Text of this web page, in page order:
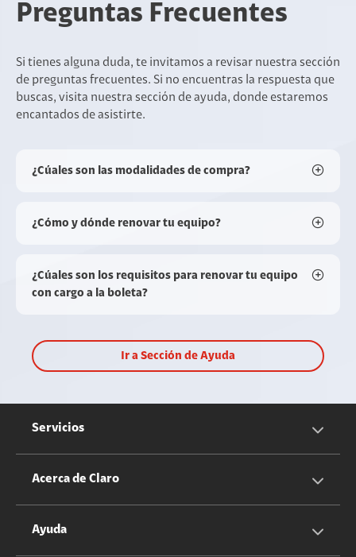
Preguntas Frecuentes
Si tienes alguna duda, te invitamos a revisar nuestra sección
de preguntas frecuentes. Si no encuentras la respuesta que
buscas, visita nuestra sección de ayuda, donde estaremos
encantados de asistirte.
¿Cúales son las modalidades de compra?
¿Cómo y dónde renovar tu equipo?
¿Cúales son los requisitos para renovar tu equipo
con cargo a la boleta?
Ir a Sección de Ayuda
Servicios
Servicios Móviles
Acerca de Claro
Información Corporativa
Ayuda